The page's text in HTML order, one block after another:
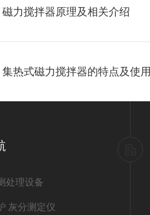
磁力搅拌器原理及相关介绍
集热式磁力搅拌器的特点及使
处理设备
灰分测定仪